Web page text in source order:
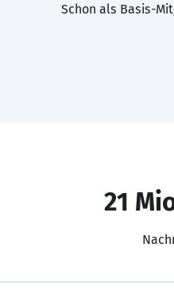
Schon als Basis-
21